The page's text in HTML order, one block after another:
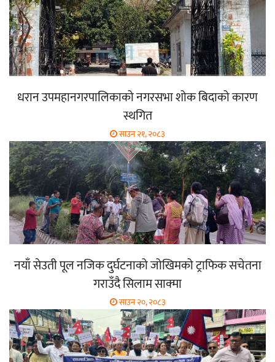
धरान उपमहानगरपालिकाको नगरसभा शोक बिदाको कारण
स्थगित
साउन २१, २०८३
नयाँ सेउती पूल नजिक दुर्घटनाको जोखिमको ट्राफिक सचेतना
गराउँदै सिलाम साक्मा
साउन २०, २०८३